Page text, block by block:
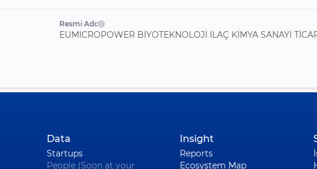
Resmi Adı:
EUMICROPOWER BİYOTEKNOLOJİ İLAÇ KİMYA SANAYİ
Data
Startups
People (Soon at your
Insight
Reports
Ecosystem Map